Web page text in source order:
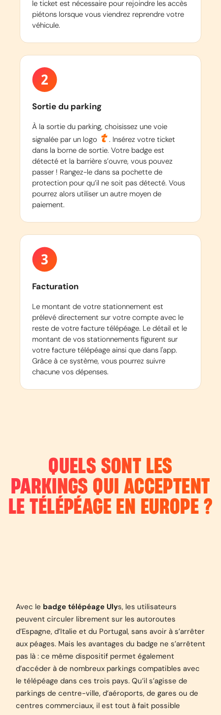
le ticket est nécessaire pour rejoindre les accès
piétons lorsque vous viendrez reprendre votre
véhicule.
Sortie du parking
À la sortie du parking, choisissez une voie
signalée par un logo
. Insérez votre ticket
dans la borne de sortie. Votre badge est
détecté et la barrière s’ouvre, vous pouvez
passer ! Rangez-le dans sa pochette de
protection pour qu’il ne soit pas détecté. Vous
pourrez alors utiliser un autre moyen de
paiement.
Facturation
Le montant de votre stationnement est
prélevé directement sur votre compte avec le
reste de votre facture télépéage. Le détail et le
montant de vos stationnements figurent sur
votre facture télépéage ainsi que dans l'app.
Grâce à ce système, vous pourrez suivre
chacune vos dépenses.
QUELS SONT LES
PARKINGS QUI ACCEPTENT
LE TÉLÉPÉAGE EN EUROPE ?
Avec le badge télépéage Ulys, les utilisateurs
peuvent circuler librement sur les autoroutes
d’Espagne, d’Italie et du Portugal, sans avoir à s’arrêter
aux péages. Mais les avantages du badge ne s’arrêtent
pas là : ce même dispositif permet également
d’accéder à de nombreux parkings compatibles avec
le télépéage dans ces trois pays. Qu’il s’agisse de
parkings de centre-ville, d’aéroports, de gares ou de
centres commerciaux, il est tout à fait possible